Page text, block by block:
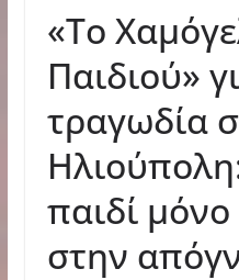
«Το
Παιδιού»
τραγωδία
παιδί
στην